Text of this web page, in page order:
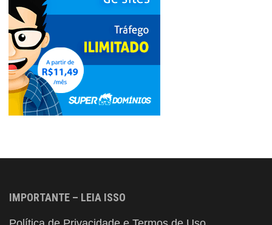
IMPORTANTE – LEIA ISSO